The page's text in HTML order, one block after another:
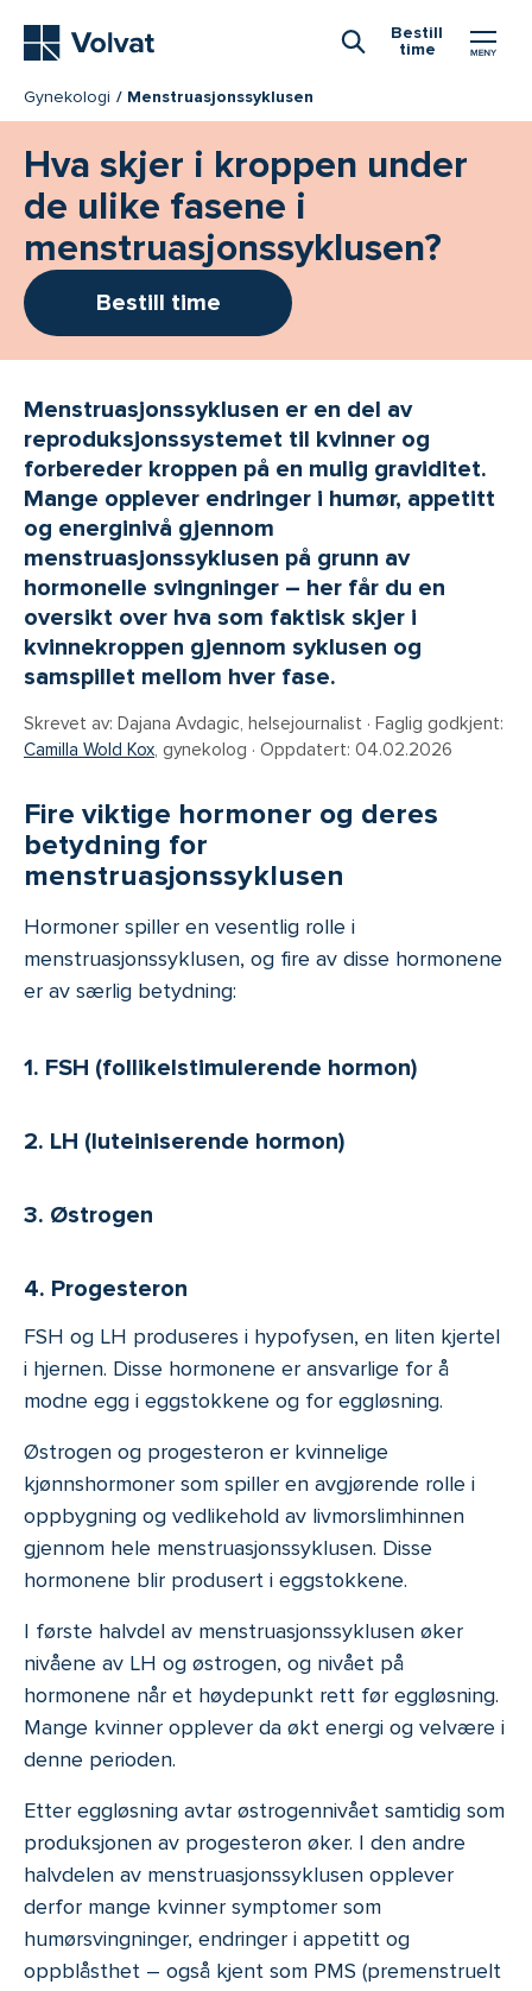
Bestill
time
Gynekologi Menstruasjonssyklusen
Hva skjer i kroppen under
de ulike fasene i
menstruasjons­syklusen?
Bestill time
Menstruasjonssyklusen er en del av
reproduksjonssystemet til kvinner og
forbereder kroppen på en mulig graviditet.
Mange opplever endringer i humør, appetitt
og energinivå gjennom
menstruasjonssyklusen på grunn av
hormonelle svingninger – her får du en
oversikt over hva som faktisk skjer i
kvinnekroppen gjennom syklusen og
samspillet mellom hver fase.
Skrevet av: Dajana Avdagic, helsejournalist · Faglig godkjent:
Camilla Wold Kox, gynekolog · Oppdatert: 04.02.2026
Fire viktige hormoner og deres
betydning for
menstruasjonssyklusen
Hormoner spiller en vesentlig rolle i
menstruasjonssyklusen, og fire av disse hormonene
er av særlig betydning:
1. FSH (follikelstimulerende hormon)
2. LH (luteiniserende hormon)
3. Østrogen
4. Progesteron
FSH og LH produseres i hypofysen, en liten kjertel
i hjernen. Disse hormonene er ansvarlige for å
modne egg i eggstokkene og for eggløsning.
Østrogen og progesteron er kvinnelige
kjønnshormoner som spiller en avgjørende rolle i
oppbygning og vedlikehold av livmorslimhinnen
gjennom hele menstruasjonssyklusen. Disse
hormonene blir produsert i eggstokkene.
I første halvdel av menstruasjonssyklusen øker
nivåene av LH og østrogen, og nivået på
hormonene når et høydepunkt rett før eggløsning.
Mange kvinner opplever da økt energi og velvære i
denne perioden.
Etter eggløsning avtar østrogennivået samtidig som
produksjonen av progesteron øker. I den andre
halvdelen av menstruasjonssyklusen opplever
derfor mange kvinner symptomer som
humørsvingninger, endringer i appetitt og
oppblåsthet – også kjent som PMS (premenstruelt